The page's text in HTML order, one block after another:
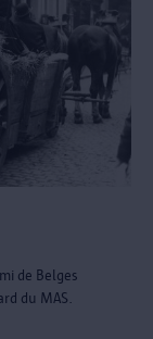
de Belges
du MAS.